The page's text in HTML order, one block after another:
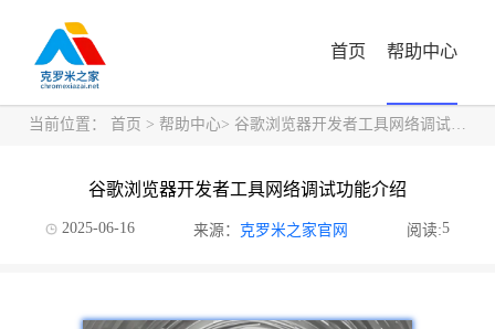
首页 帮助中心
当前位置： 首页 > 帮助中心> 谷歌浏览器开发者工具网络调试功能介绍
谷歌浏览器开发者工具网络调试功能介绍
2025-06-16 来源： 克罗米之家官网 阅读:5